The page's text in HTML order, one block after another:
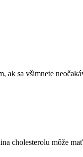
sa všimnete
cholesterolu môže